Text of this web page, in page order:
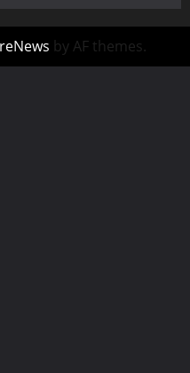
by AF themes.